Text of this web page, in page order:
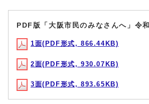
PDF版「大阪市民のみなさんへ」令
1面(PDF形式, 866.44KB)
2面(PDF形式, 930.07KB)
3面(PDF形式, 893.65KB)